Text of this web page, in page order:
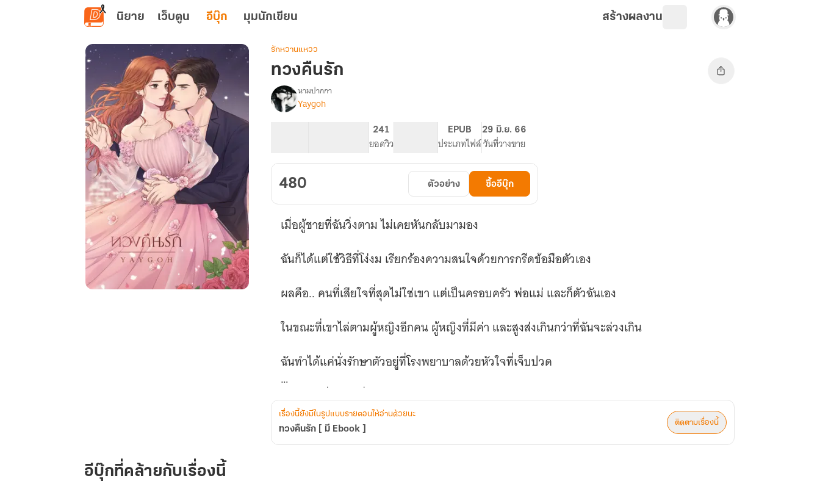
ข้ามไปยังเนื้อหาหลัก
นิยาย เว็บตูน อีบุ๊ก มุมนักเขียน สร้างผลงาน
รักหวานแหวว
ทวงคืนรัก
เรื่อง
ทวง
มี
Ebook
นามปากกา
Yaygoh
241
ยอดวิว
EPUB
ประเภทไฟล์
29 มิ.ย. 66
วันที่วางขาย
480 ตัวอย่าง ซื้ออีบุ๊ก
เมื่อผู้ชายที่ฉันวิ่งตาม ไม่เคยหันกลับมามอง
ฉันก็ได้แต่ใช้วิธีที่โง่งม เรียกร้องความสนใจด้วยการกรีดข้อมือตัวเอง
ผลคือ.. คนที่เสียใจที่สุดไม่ใช่เขา แต่เป็นครอบครัว พ่อแม่ และก็ตัวฉันเอง
ในขณะที่เขาไล่ตามผู้หญิงอีกคน ผู้หญิงที่มีค่า และสูงส่งเกินกว่าที่ฉันจะล่วงเกิน
ฉันทำได้แค่นั่งรักษาตัวอยู่ที่โรงพยาบาลด้วยหัวใจที่เจ็บปวด
มันไม่ใช่เรื่องง่ายที่จะตัดใจ
แต่ฉันไม่ได้หูหนวก ตาก็ไม่ได้บอด ไม่ต้องให้ใครบอกก็รู้ว่าที่ผ่านมามันไร้ค่าแค่ไหน
เรื่องนี้ยังมีในรูปแบบรายตอนให้อ่านด้วยนะ
ทวงคืนรัก [ มี Ebook ]
ติดตามเรื่องนี้
อีบุ๊กที่คล้ายกับเรื่องนี้